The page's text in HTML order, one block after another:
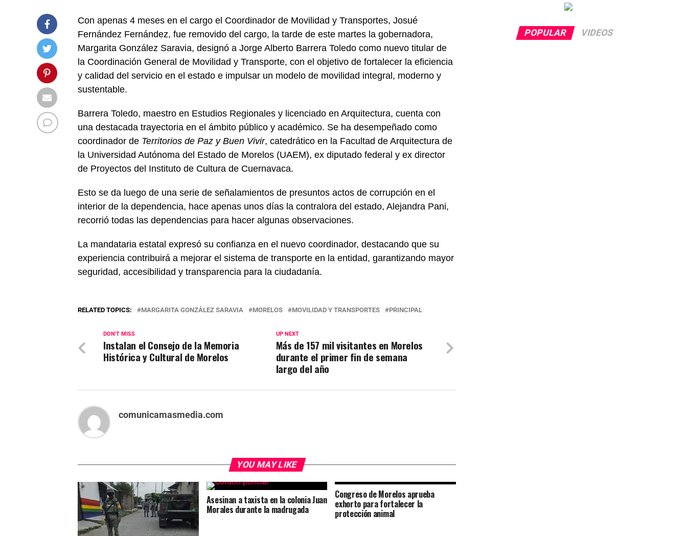
Con apenas 4 meses en el cargo el Coordinador de Movilidad y Transportes, Josué
Fernández Fernández, fue removido del cargo, la tarde de este martes la gobernadora,
Margarita González Saravia, designó a Jorge Alberto Barrera Toledo como nuevo titular de
la Coordinación General de Movilidad y Transporte, con el objetivo de fortalecer la eficiencia
y calidad del servicio en el estado e impulsar un modelo de movilidad integral, moderno y
sustentable.
Barrera Toledo, maestro en Estudios Regionales y licenciado en Arquitectura, cuenta con
una destacada trayectoria en el ámbito público y académico. Se ha desempeñado como
coordinador de Territorios de Paz y Buen Vivir, catedrático en la Facultad de Arquitectura de
la Universidad Autónoma del Estado de Morelos (UAEM), ex diputado federal y ex director
de Proyectos del Instituto de Cultura de Cuernavaca.
Esto se da luego de una serie de señalamientos de presuntos actos de corrupción en el
interior de la dependencia, hace apenas unos días la contralora del estado, Alejandra Pani,
recorrió todas las dependencias para hacer algunas observaciones.
La mandataria estatal expresó su confianza en el nuevo coordinador, destacando que su
experiencia contribuirá a mejorar el sistema de transporte en la entidad, garantizando mayor
seguridad, accesibilidad y transparencia para la ciudadanía.
RELATED TOPICS: MARGARITA GONZÁLEZ SARAVIA MORELOS MOVILIDAD Y TRANSPORTES PRINCIPAL
UP NEXT
Más de 157 mil visitantes en Morelos
durante el primer fin de semana
largo del año
DON'T MISS
Instalan el Consejo de la Memoria
Histórica y Cultural de Morelos
comunicamasmedia.com
YOU MAY LIKE
Asesinan a taxista en la colonia Juan
Morales durante la madrugada
Congreso de Morelos aprueba
exhorto para fortalecer la
protección animal
POPULAR VIDEOS